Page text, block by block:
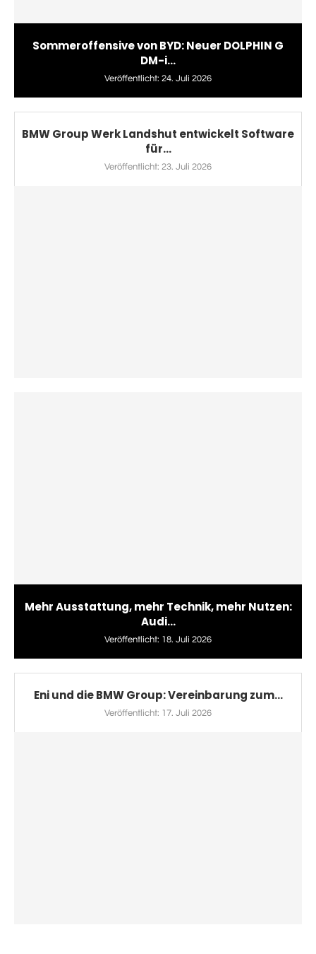
Sommeroffensive von BYD: Neuer DOLPHIN G
DM-i...
Veröffentlicht: 24. Juli 2026
BMW Group Werk Landshut entwickelt Software
für...
Veröffentlicht: 23. Juli 2026
Mehr Ausstattung, mehr Technik, mehr Nutzen:
Audi...
Veröffentlicht: 18. Juli 2026
Eni und die BMW Group: Vereinbarung zum...
Veröffentlicht: 17. Juli 2026